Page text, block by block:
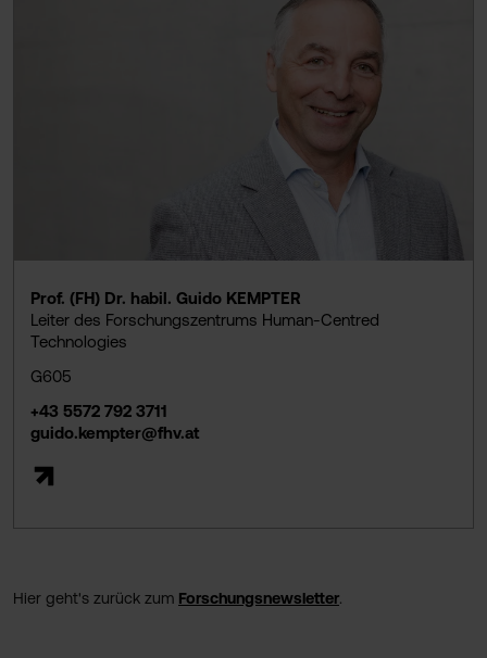
Prof. (FH) Dr. habil. Guido KEMPTER
Leiter des Forschungszentrums Human-Centred
Technologies
G605
+43 5572 792 3711
guido.kempter@fhv.at
Hier geht's zurück zum Forschungsnewsletter.